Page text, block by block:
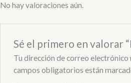
No hay valoraciones aún.
Sé el primero en valorar
Tu dirección de correo electrónico
campos obligatorios están